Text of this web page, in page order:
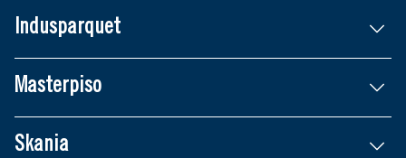
Indusparquet
Masterpiso
Skania